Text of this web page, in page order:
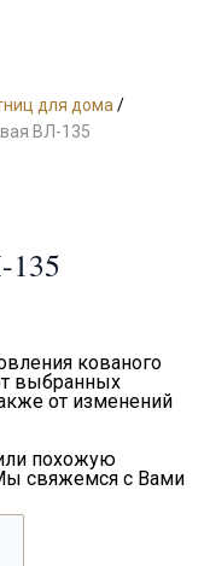
для дома /
ВЛ-135
135
кованого
выбранных
от изменений
похожую
свяжемся с Вами